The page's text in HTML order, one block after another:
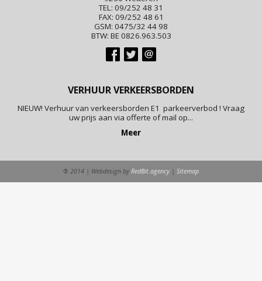
TEL: 09/252 48 31
FAX: 09/252 48 61
GSM: 0475/32 44 98
BTW: BE 0826.963.503
VERHUUR VERKEERSBORDEN
NIEUW! Verhuur van verkeersborden E1 parkeerverbod ! Vraag
uw prijs aan via offerte of mail op...
Meer
® 2014 | Webdesign by RedBit.agency | Sitemap